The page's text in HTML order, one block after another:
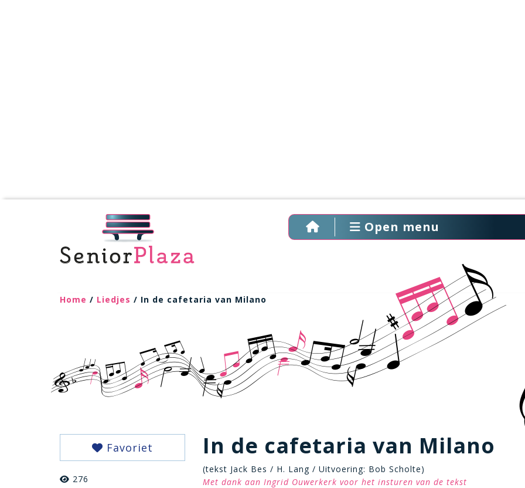
Open menu
Home / Liedjes / In de cafetaria van Milano
Favoriet
276
In de cafetaria van Milano
(tekst Jack Bes / H. Lang / Uitvoering: Bob Scholte)
Met dank aan Ingrid Ouwerkerk voor het insturen van de tekst